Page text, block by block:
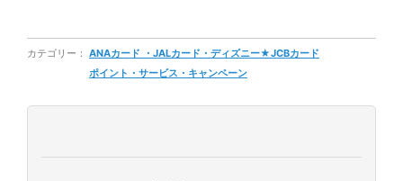
カテゴリー： ANAカード ・JALカード・ディズニー★JCBカード
ポイント・サービス・キャンペーン